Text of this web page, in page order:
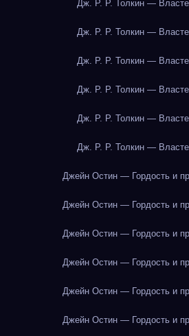
Дж. Р. Р. Толкин —
Дж. Р. Р. Толкин —
Дж. Р. Р. Толкин —
Дж. Р. Р. Толкин —
Дж. Р. Р. Толкин —
Дж. Р. Р. Толкин —
Джейн Остин — Гордость и
Джейн Остин — Гордость и
Джейн Остин — Гордость и
Джейн Остин — Гордость и
Джейн Остин — Гордость и
Джейн Остин — Гордость и